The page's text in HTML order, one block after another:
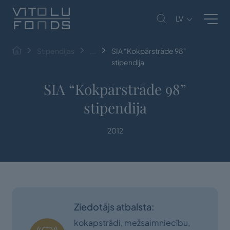
LV
Stipendijas
SIA “Kokpārstrāde 98”
stipendija
SIA “Kokpārstrāde 98”
stipendija
2012
Ziedotājs atbalsta:
kokapstrādi, mežsaimniecību,